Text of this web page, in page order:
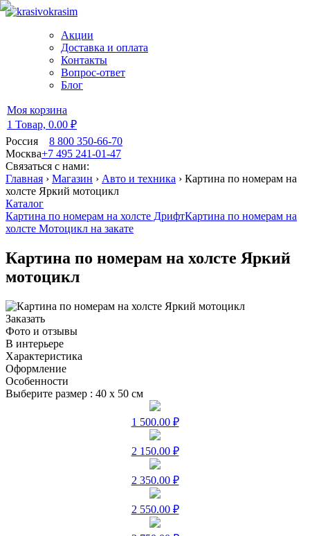
Акции
Доставка и оплата
Контакты
Вопрос-ответ
Блог
Моя корзина
1 Товар, 0.00 ₽
Россия
8 800 350-66-70
Москва+7 495 241-01-47
Связаться с нами:
Главная › Магазин › Авто и техника › Картина по номерам на
холсте Яркий мотоцикл
Каталог
Картина по номерам на холсте ДрифтКартина по номерам на
холсте Мотоцикл на закате
Картина по номерам на холсте Яркий
мотоцикл
Заказать
Фото и отзывы
В интерьере
Характеристика
Оформление
Особенности
Выберите размер : 40 х 50 см
1 500.00 ₽
2 150.00 ₽
2 350.00 ₽
2 550.00 ₽